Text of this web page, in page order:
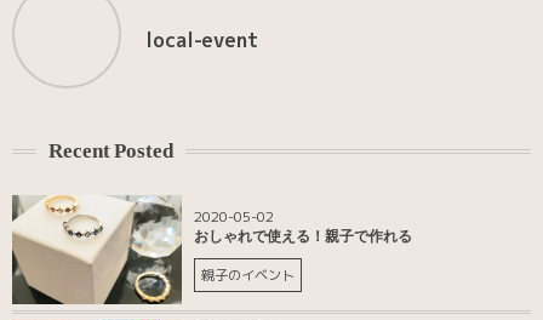
local-event
Recent Posted
2020-05-02
おしゃれで使える！親子で作れる
親子のイベント